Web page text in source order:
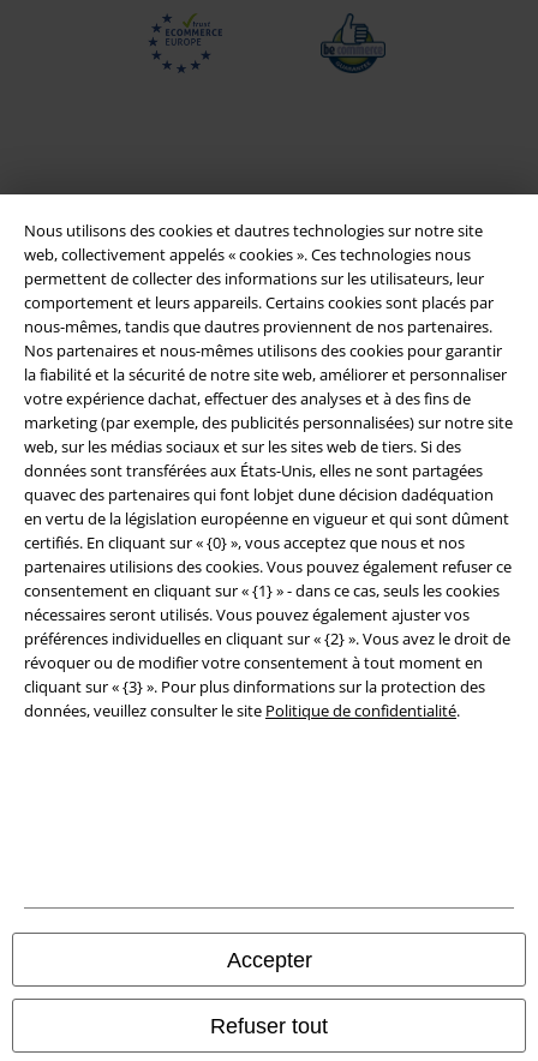
Nous utilisons des cookies et dautres technologies sur notre site
web, collectivement appelés « cookies ». Ces technologies nous
permettent de collecter des informations sur les utilisateurs, leur
comportement et leurs appareils. Certains cookies sont placés par
nous-mêmes, tandis que dautres proviennent de nos partenaires.
Nos partenaires et nous-mêmes utilisons des cookies pour garantir
la fiabilité et la sécurité de notre site web, améliorer et personnaliser
votre expérience dachat, effectuer des analyses et à des fins de
marketing (par exemple, des publicités personnalisées) sur notre site
web, sur les médias sociaux et sur les sites web de tiers. Si des
données sont transférées aux États-Unis, elles ne sont partagées
quavec des partenaires qui font lobjet dune décision dadéquation
en vertu de la législation européenne en vigueur et qui sont dûment
certifiés. En cliquant sur « {0} », vous acceptez que nous et nos
partenaires utilisions des cookies. Vous pouvez également refuser ce
consentement en cliquant sur « {1} » - dans ce cas, seuls les cookies
nécessaires seront utilisés. Vous pouvez également ajuster vos
préférences individuelles en cliquant sur « {2} ». Vous avez le droit de
révoquer ou de modifier votre consentement à tout moment en
cliquant sur « {3} ». Pour plus dinformations sur la protection des
données, veuillez consulter le site Politique de confidentialité.
Accepter
Refuser tout
Légal
Conditions générales
Éditeur
Clauses de confidentialité
Élimination des déchets et protection de l'environnement
Déclaration de Conformité
Informations sur l'accessibilité
Paramètres des Cookies
Boutiques en ligne EMP
EMP International